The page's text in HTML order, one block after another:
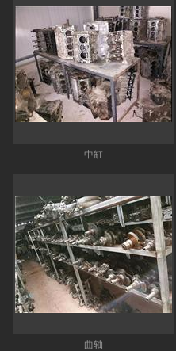
中缸
曲轴